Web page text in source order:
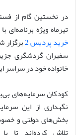
تیرماه ویژه
خرید پردیس 2
سفیران گردشگری
خانواده خود در
کودکان سرمایه‌های
نگهداری از این
بخش‌های دولتی و